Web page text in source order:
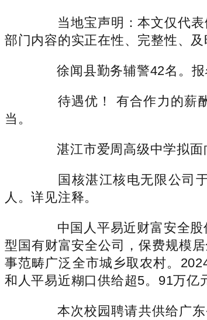
当地宝声明：本文仅代表
部门内容的实正在性、完整性、
徐闻县勤务辅警42名。报
待遇优！ 有合作力的薪酬
当。
湛江市爱周高级中学拟面向
国核湛江核电无限公司于
人。详见注释。
中国人平易近财富安全股份
型国有财富安全公司，保费规模
事范畴广泛全市城乡取农村。
和人平易近糊口供给超5。91万亿
本次校园聘请共供给广东